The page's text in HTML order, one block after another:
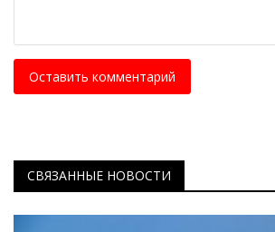
Оставить комментарий
СВЯЗАННЫЕ НОВОСТИ